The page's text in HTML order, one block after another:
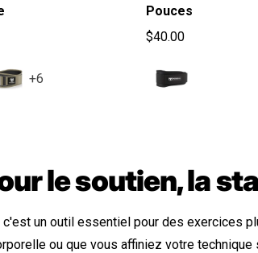
+6
Pouces
$40.00
le soutien, la
un outil essentiel pour des exercices
ou que vous affiniez votre